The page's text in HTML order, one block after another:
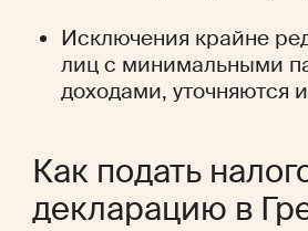
Исключения крайне
лиц с минимальными
доходами, уточняются
Как подать
декларацию в